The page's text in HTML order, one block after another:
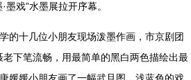
戏”水墨展拉开序幕。
十几位小朋友现场泼墨作画，市京剧团
老下笔流畅，用最简单的黑白两色描绘出最